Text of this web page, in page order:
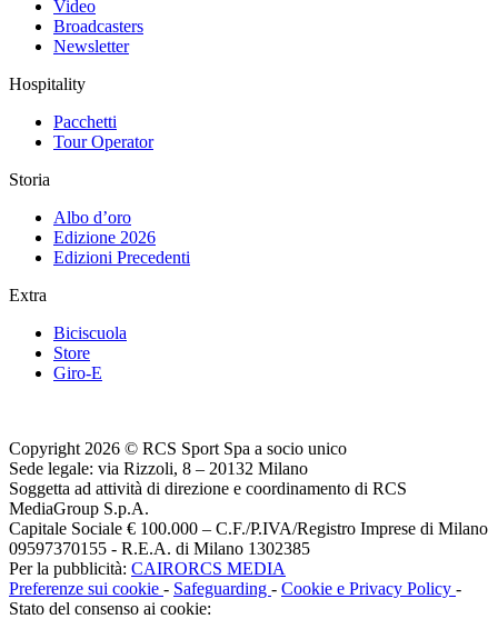
Video
Broadcasters
Newsletter
Hospitality
Pacchetti
Tour Operator
Storia
Albo d’oro
Edizione 2026
Edizioni Precedenti
Extra
Biciscuola
Store
Giro-E
Copyright 2026 © RCS Sport Spa a socio unico
Sede legale: via Rizzoli, 8 – 20132 Milano
Soggetta ad attività di direzione e coordinamento di RCS
MediaGroup S.p.A.
Capitale Sociale € 100.000 – C.F./P.IVA/Registro Imprese di Milano
09597370155 - R.E.A. di Milano 1302385
Per la pubblicità: CAIRORCS MEDIA
Preferenze sui cookie - Safeguarding - Cookie e Privacy Policy -
Stato del consenso ai cookie: